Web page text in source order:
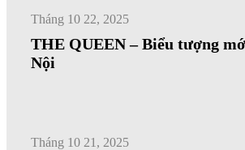
Tháng 10 22, 2025
THE QUEEN – Biểu tượng
Nội
Tháng 10 21, 2025